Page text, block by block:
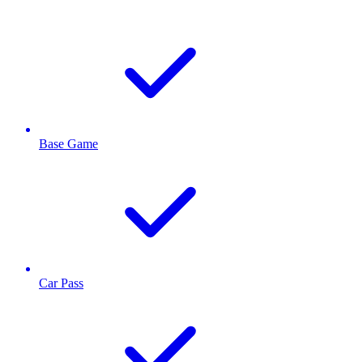
Base Game
Car Pass